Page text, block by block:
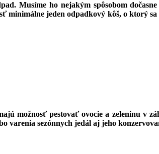
Musíme ho nejakým spôsobom
minimálne jeden odpadkový kôš, o ktorý
možnosť pestovať ovocie a zeleninu v
varenia sezónnych jedál aj jeho